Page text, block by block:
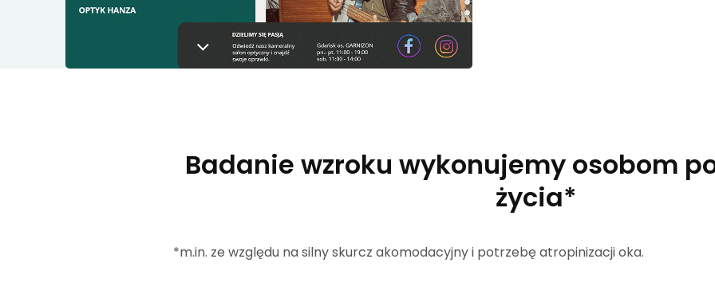
Badanie wzroku wykonujemy osobom
życia*
*m.in. ze względu na silny skurcz akomodacyjny i potrzebę atropinizacji oka.